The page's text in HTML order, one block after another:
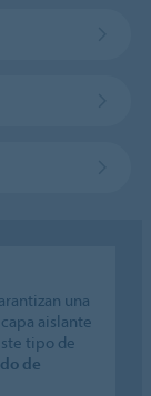
una
aislante
tipo de
de